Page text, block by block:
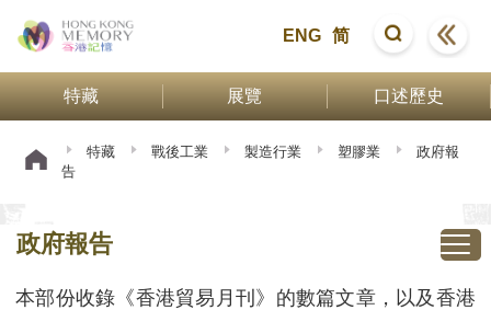
ENG 简
特藏 展覽 口述歷史
特藏 戰後工業 製造行業 塑膠業
政府報
告
政府報告
本部份收錄《香港貿易月刊》的數篇文章，以及香港